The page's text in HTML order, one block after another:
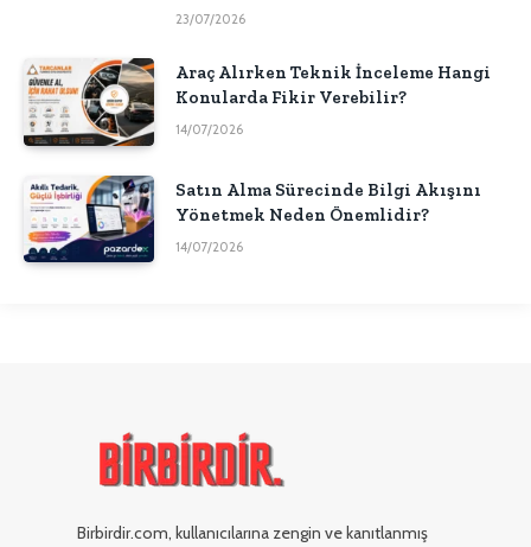
23/07/2026
Araç Alırken Teknik İnceleme Hangi
Konularda Fikir Verebilir?
14/07/2026
Satın Alma Sürecinde Bilgi Akışını
Yönetmek Neden Önemlidir?
14/07/2026
Birbirdir.com, kullanıcılarına zengin ve kanıtlanmış